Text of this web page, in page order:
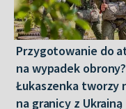
Przygotowanie do
na wypadek
Łukaszenka tworzy
na granicy z Ukrainą